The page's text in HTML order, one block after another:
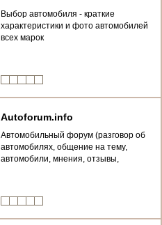
Выбор автомобиля - краткие
характеристики и фото автомобилей
всех марок
Autoforum.info
Автомобильный форум (разговор об
автомобилях, общение на тему,
автомобили, мнения, отзывы,